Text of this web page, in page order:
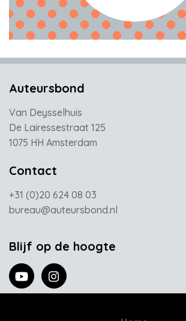
Auteursbond
Van Deysselhuis
De Lairessestraat 125
1075 HH Amsterdam
Contact
+31 (0)20 624 08 03
bureau@auteursbond.nl
Blijf op de hoogte